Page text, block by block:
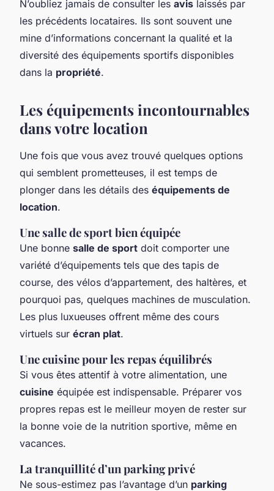
N’oubliez jamais de consulter les avis laissés par
les précédents locataires. Ils sont souvent une
mine d’informations concernant la qualité et la
diversité des équipements sportifs disponibles
dans la propriété.
Les équipements incontournables
dans votre location
Une fois que vous avez trouvé quelques options
qui semblent prometteuses, il est temps de
plonger dans les détails des équipements de
location.
Une salle de sport bien équipée
Une bonne salle de sport doit comporter une
variété d’équipements tels que des tapis de
course, des vélos d’appartement, des haltères, et
pourquoi pas, quelques machines de musculation.
Les plus luxueuses offrent même des cours
virtuels sur écran plat.
Une cuisine pour les repas équilibrés
Si vous êtes attentif à votre alimentation, une
cuisine équipée est indispensable. Préparer vos
propres repas est le meilleur moyen de rester sur
la bonne voie de la nutrition sportive, même en
vacances.
La tranquillité d’un parking privé
Ne sous-estimez pas l’avantage d’un parking